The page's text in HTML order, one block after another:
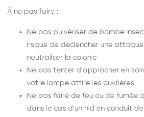
À ne pas faire :
Ne pas pulvériser de bombe
risque de déclencher une
neutraliser la colonie
Ne pas tenter d'approcher en
votre lampe attire les ouvrières
Ne pas faire de feu ou de fumée
dans le cas d'un nid en conduit